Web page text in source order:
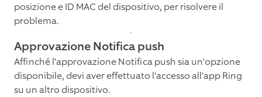
posizione e ID MAC del dispositivo, per risolvere il
problema.
Approvazione Notifica push
Affinché l'approvazione Notifica push sia un'opzione
disponibile, devi aver effettuato l'accesso all'app Ring
su un altro dispositivo.